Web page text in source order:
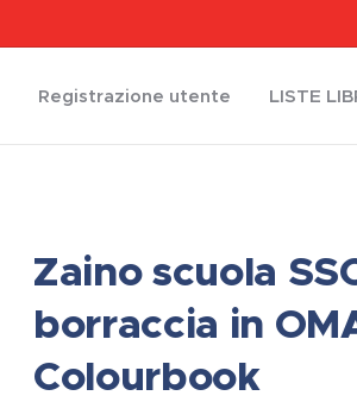
Registrazione utente LISTE
Zaino scuola
borraccia in
Colourbook